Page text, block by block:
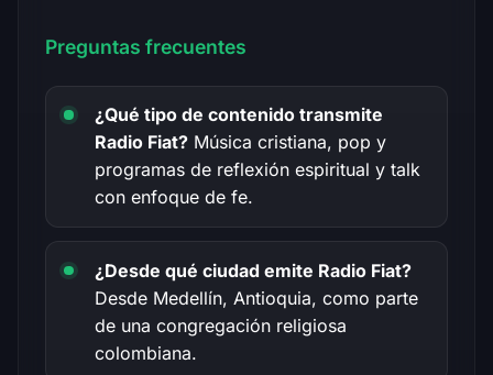
Preguntas frecuentes
¿Qué tipo de contenido transmite
Radio Fiat? Música cristiana, pop y
programas de reflexión espiritual y talk
con enfoque de fe.
¿Desde qué ciudad emite Radio Fiat?
Desde Medellín, Antioquia, como parte
de una congregación religiosa
colombiana.